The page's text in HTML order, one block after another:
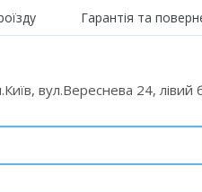
Гарантія та
вул.Вереснева 24, лівий